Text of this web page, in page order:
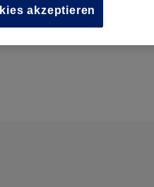
akzeptieren